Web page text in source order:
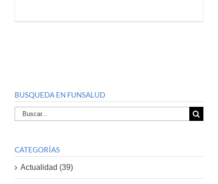
BUSQUEDA EN FUNSALUD
Buscar
por:
CATEGORÍAS
Actualidad (39)